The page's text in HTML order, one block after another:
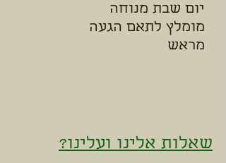
יום שבת מנוחה
מומלץ לתאם הגעה
מראש
שאלות אלינו ועלינו?